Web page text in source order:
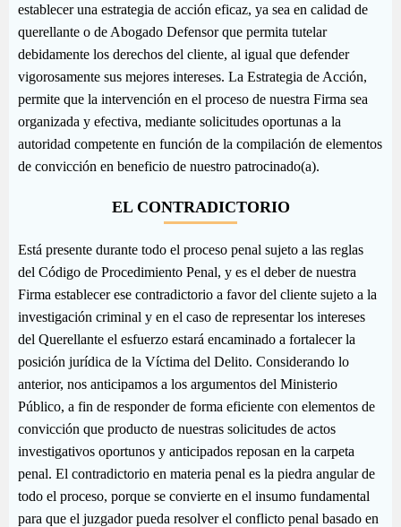
establecer una estrategia de acción eficaz, ya sea en calidad de
querellante o de Abogado Defensor que permita tutelar
debidamente los derechos del cliente, al igual que defender
vigorosamente sus mejores intereses. La Estrategia de Acción,
permite que la intervención en el proceso de nuestra Firma sea
organizada y efectiva, mediante solicitudes oportunas a la
autoridad competente en función de la compilación de elementos
de convicción en beneficio de nuestro patrocinado(a).
EL CONTRADICTORIO
Está presente durante todo el proceso penal sujeto a las reglas
del Código de Procedimiento Penal, y es el deber de nuestra
Firma establecer ese contradictorio a favor del cliente sujeto a la
investigación criminal y en el caso de representar los intereses
del Querellante el esfuerzo estará encaminado a fortalecer la
posición jurídica de la Víctima del Delito. Considerando lo
anterior, nos anticipamos a los argumentos del Ministerio
Público, a fin de responder de forma eficiente con elementos de
convicción que producto de nuestras solicitudes de actos
investigativos oportunos y anticipados reposan en la carpeta
penal. El contradictorio en materia penal es la piedra angular de
todo el proceso, porque se convierte en el insumo fundamental
para que el juzgador pueda resolver el conflicto penal basado en